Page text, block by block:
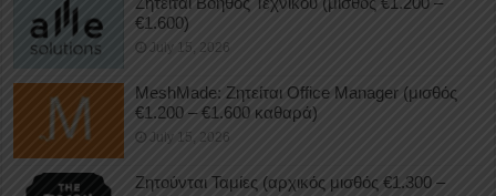
€1.600)
July 15, 2026
MeshMade: Ζητείται Office Manager (μισθός
€1.200 – €1.600 καθαρά)
July 15, 2026
Ζητούνται Ταμίες (αρχικός μισθός €1.300 –